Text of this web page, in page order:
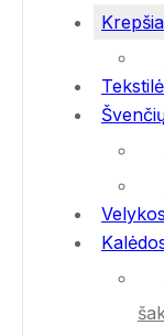
Tekstilė
Velykos